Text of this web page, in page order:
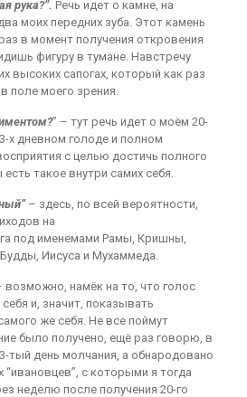
рука?”. Речь идет о камне, на
моих передних зуба. Этот камень
в момент получения откровения
фигуру в тумане. Навстречу
высоких сапогах, который как раз
поле моего зрения.
” – тут речь идет о моём 20-
х дневном голоде и полном
с целью достичь полного
такое внутри самих себя.
– здесь, по всей вероятности,
на
под именемами Рамы, Кришны,
Иисуса и Мухаммеда.
намёк на то, что голос
и, значит, показывать
же себя. Не все поймут
было получено, ещё раз говорю, в
тый день молчания, а обнародовано
с которыми я тогда
неделю после получения 20-го